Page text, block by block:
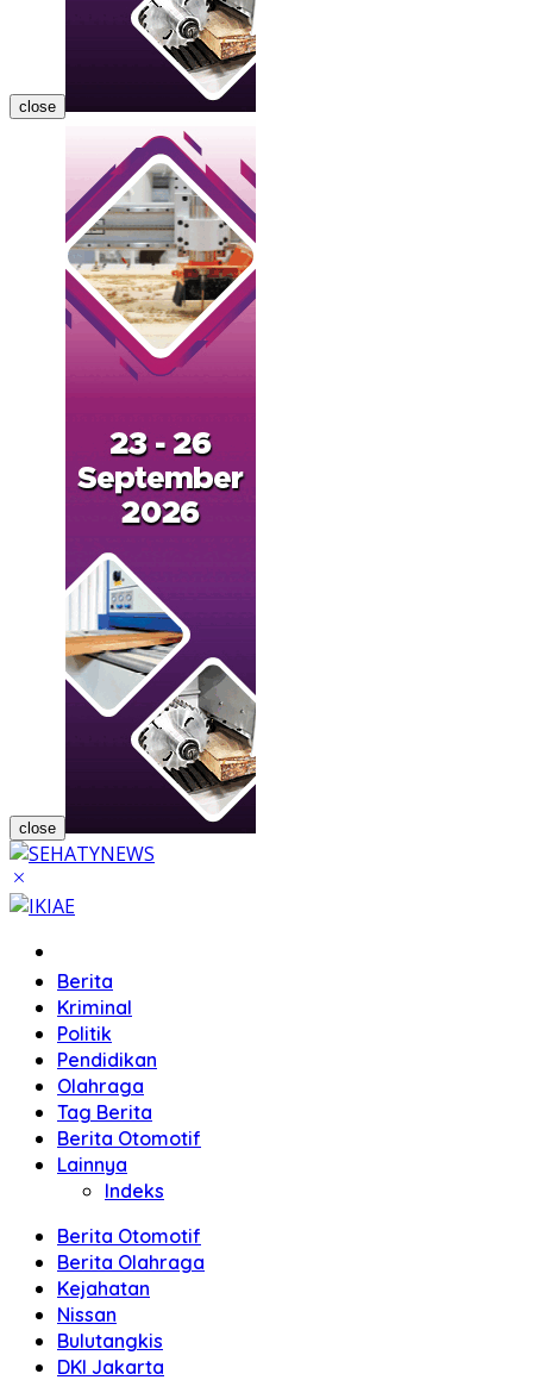
close
close
Berita
Kriminal
Politik
Pendidikan
Olahraga
Tag Berita
Berita Otomotif
Lainnya
Indeks
Berita Otomotif
Berita Olahraga
Kejahatan
Nissan
Bulutangkis
DKI Jakarta